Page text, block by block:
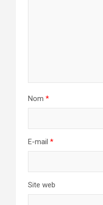
Nom *
E-mail *
Site web